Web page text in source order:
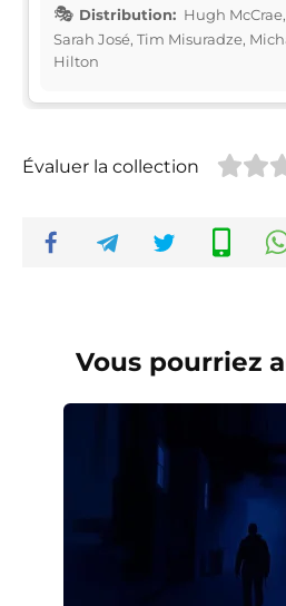
Distribution: Hugh
Sarah José, Tim Misuradze,
Hilton
Évaluer la collection
Vous pourriez